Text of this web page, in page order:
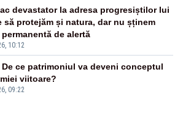
10:12
devastator la adresa progresiștilor lui
să protejăm și natura, dar nu șținem
de alertă
09:22
ce patrimoniul va deveni conceptul
viitoare?